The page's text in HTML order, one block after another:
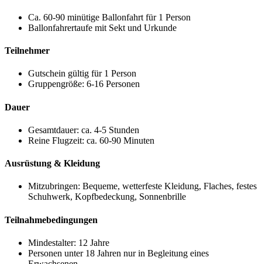
Ca. 60-90 minütige Ballonfahrt für 1 Person
Ballonfahrertaufe mit Sekt und Urkunde
Teilnehmer
Gutschein gültig für 1 Person
Gruppengröße: 6-16 Personen
Dauer
Gesamtdauer: ca. 4-5 Stunden
Reine Flugzeit: ca. 60-90 Minuten
Ausrüstung & Kleidung
Mitzubringen: Bequeme, wetterfeste Kleidung, Flaches, festes
Schuhwerk, Kopfbedeckung, Sonnenbrille
Teilnahmebedingungen
Mindestalter: 12 Jahre
Personen unter 18 Jahren nur in Begleitung eines